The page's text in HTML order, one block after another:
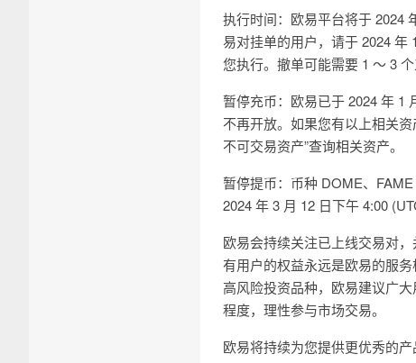
执行时间：欧易平台将于 2024
易对挂单的用户，请于 2024 年
您执行。撤单可能需要 1 ～ 3 个
暂停充币：欧易已于 2024 年 1
不再开放。如果您有以上相关
不可交易资产”查询相关资产。
暂停提币：币种 DOME、
2024 年 3 月 12 日下午 4:00
欧易会持续关注已上线交易对
有用户的权益永远是欧易的服
高风险投资品种，欧易建议广
程度，理性参与市场交易。
欧易将持续为您提供更优秀的产